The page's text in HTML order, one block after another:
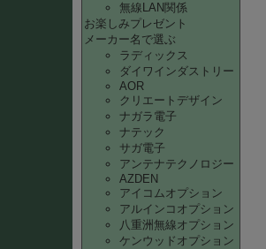
無線LAN関係
お楽しみプレゼント
メーカー名で選ぶ
ラディックス
ダイワインダストリー
AOR
クリエートデザイン
ナガラ電子
ナテック
サガ電子
アンテナテクノロジー
AZDEN
アイコムオプション
アルインコオプション
八重洲無線オプション
ケンウッドオプション